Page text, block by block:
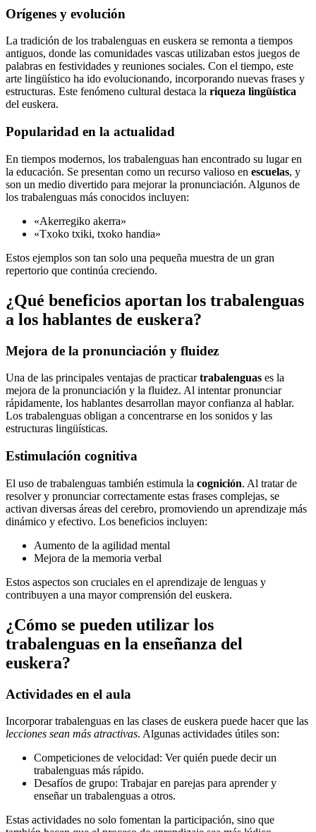
Orígenes y evolución
La tradición de los trabalenguas en euskera se remonta a tiempos
antiguos, donde las comunidades vascas utilizaban estos juegos de
palabras en festividades y reuniones sociales. Con el tiempo, este
arte lingüístico ha ido evolucionando, incorporando nuevas frases y
estructuras. Este fenómeno cultural destaca la riqueza lingüística
del euskera.
Popularidad en la actualidad
En tiempos modernos, los trabalenguas han encontrado su lugar en
la educación. Se presentan como un recurso valioso en escuelas, y
son un medio divertido para mejorar la pronunciación. Algunos de
los trabalenguas más conocidos incluyen:
«Akerregiko akerra»
«Txoko txiki, txoko handia»
Estos ejemplos son tan solo una pequeña muestra de un gran
repertorio que continúa creciendo.
¿Qué beneficios aportan los trabalenguas
a los hablantes de euskera?
Mejora de la pronunciación y fluidez
Una de las principales ventajas de practicartrabalenguas es la
mejora de la pronunciación y la fluidez. Al intentar pronunciar
rápidamente, los hablantes desarrollan mayor confianza al hablar.
Los trabalenguas obligan a concentrarse en los sonidos y las
estructuras lingüísticas.
Estimulación cognitiva
El uso de trabalenguas también estimula la cognición. Al tratar de
resolver y pronunciar correctamente estas frases complejas, se
activan diversas áreas del cerebro, promoviendo un aprendizaje más
dinámico y efectivo. Los beneficios incluyen:
Aumento de la agilidad mental
Mejora de la memoria verbal
Estos aspectos son cruciales en el aprendizaje de lenguas y
contribuyen a una mayor comprensión del euskera.
¿Cómo se pueden utilizar los
trabalenguas en la enseñanza del
euskera?
Actividades en el aula
Incorporar trabalenguas en las clases de euskera puede hacer que las
lecciones sean más atractivas. Algunas actividades útiles son:
Competiciones de velocidad: Ver quién puede decir un
trabalenguas más rápido.
Desafíos de grupo: Trabajar en parejas para aprender y
enseñar un trabalenguas a otros.
Estas actividades no solo fomentan la participación, sino que